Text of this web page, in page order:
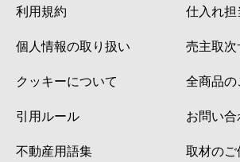
利用規約
個人情報の取り扱い
クッキーについて
引用ルール
不動産用語集
仕入れ
売主取次
全商品
お問い合
取材の